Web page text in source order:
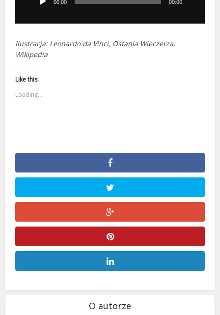
00:00 00:00
Ilustracja: Leonardo da Vinci, Ostania Wieczerza,
Wikipedia
Like this:
Loading...
O autorze